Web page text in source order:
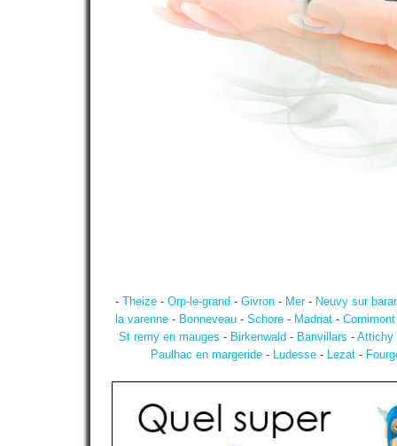
- Theize - Orp-le-grand - Givron - Mer- Neuvy sur
la varenne - Bonneveau - Schore - Madriat - Cornimont
St remy en mauges - Birkenwald - Banvillars - Attichy
Paulhac en margeride - Ludesse - Lezat -